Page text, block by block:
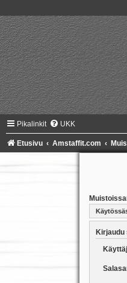
Pikalinkit UKK
Etusivu Amstaffit.com
Kirjaudu